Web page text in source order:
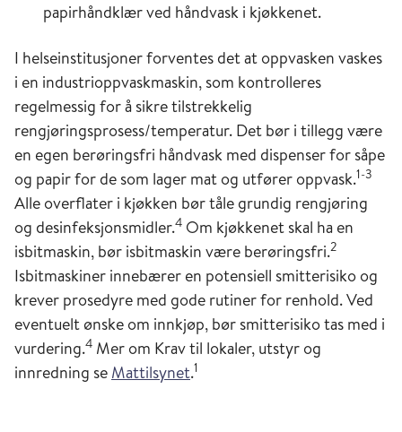
papirhåndklær ved håndvask i kjøkkenet.
I helseinstitusjoner forventes det at oppvasken vaskes
i en industrioppvaskmaskin, som kontrolleres
regelmessig for å sikre tilstrekkelig
rengjøringsprosess/temperatur. Det bør i tillegg være
en egen berøringsfri håndvask med dispenser for såpe
og papir for de som lager mat og utfører oppvask.1-3
Alle overflater i kjøkken bør tåle grundig rengjøring
og desinfeksjonsmidler.4 Om kjøkkenet skal ha en
isbitmaskin, bør isbitmaskin være berøringsfri.2
Isbitmaskiner innebærer en potensiell smitterisiko og
krever prosedyre med gode rutiner for renhold. Ved
eventuelt ønske om innkjøp, bør smitterisiko tas med i
vurdering.4 Mer om Krav til lokaler, utstyr og
innredning se Mattilsynet.1